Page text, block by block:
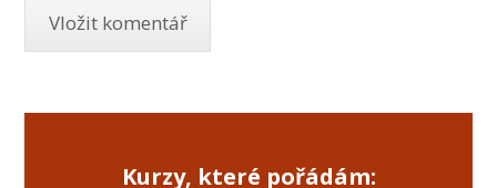
Kurzy, které pořádám: